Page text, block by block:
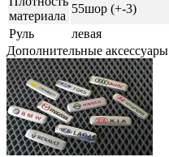
материала
55шор (+-3)
Руль
левая
Дополнительные аксессуары